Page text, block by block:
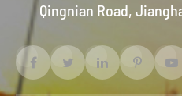
Qingnian Road,